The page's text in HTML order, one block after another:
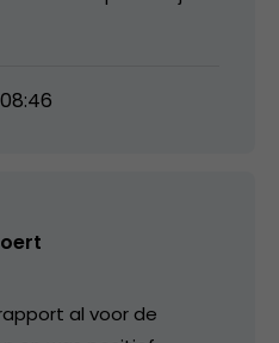
al voor de